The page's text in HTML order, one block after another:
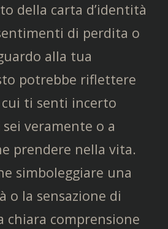
della carta d’identità
di perdita o
alla tua
potrebbe riflettere
ti senti incerto
veramente o a
prendere nella vita.
simboleggiare una
o la sensazione di
chiara comprensione